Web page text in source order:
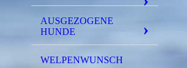
AUSGEZOGENE
HUNDE
WELPENWUNSCH